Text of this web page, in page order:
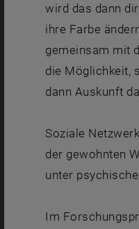
wird das dann
ihre Farbe
gemeinsam mit
die Möglichkeit,
dann Auskunft
Soziale
der gewohnten
unter
Im